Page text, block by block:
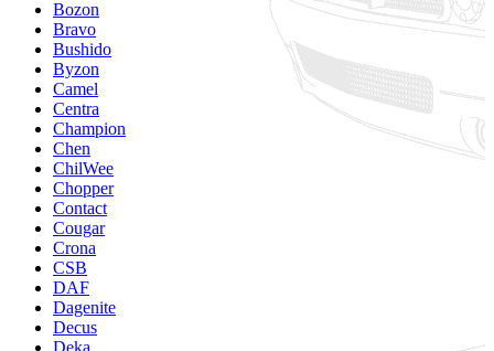
Bozon
Bravo
Bushido
Byzon
Camel
Centra
Champion
Chen
ChilWee
Chopper
Contact
Cougar
Crona
CSB
DAF
Dagenite
Decus